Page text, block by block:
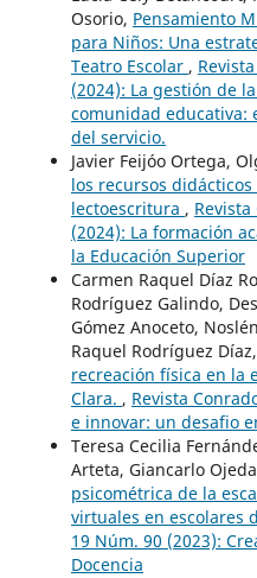
Osorio, Pensamiento
para Niños: Una
Teatro Escolar ,
(2024): La gestión de
comunidad educativa:
del servicio.
Javier Feijóo Ortega,
los recursos
lectoescritura , Revista
(2024): La formación
la Educación Superior
Carmen Raquel Díaz
Rodríguez Galindo,
Gómez Anoceto,
Raquel Rodríguez Díaz,
recreación física en la
Clara. , Revista
e innovar: un desafio
Teresa Cecilia
Arteta, Giancarlo
psicométrica de la
virtuales en escolares
19 Núm. 90 (2023):
Docencia